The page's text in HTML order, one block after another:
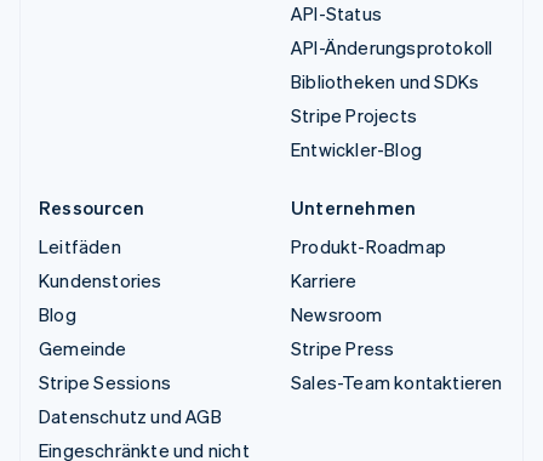
API-Status
API-Änderungsprotokoll
Bibliotheken und SDKs
Stripe Projects
Entwickler-Blog
Ressourcen
Leitfäden
Kundenstories
Blog
Gemeinde
Stripe Sessions
Datenschutz und AGB
Eingeschränkte und nicht
Unternehmen
Produkt-Roadmap
Karriere
Newsroom
Stripe Press
Sales-Team kontaktieren